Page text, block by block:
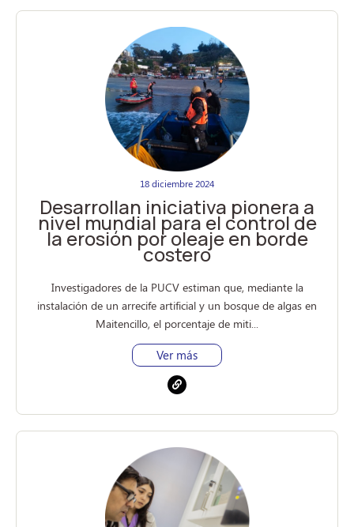
18 diciembre 2024
Desarrollan iniciativa pionera a
nivel mundial para el control de
la erosión por oleaje en borde
costero
Investigadores de la PUCV estiman que, mediante la
instalación de un arrecife artificial y un bosque de algas en
Maitencillo, el porcentaje de miti...
Ver más